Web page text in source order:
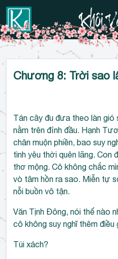
Bỏ
Thanh điều hướng trên
Chương 8: Trời sao
Tán cây đu đưa theo làn gió
nằm trên đỉnh đầu. Hạnh
chân muộn phiền, bao suy
tình yêu thời quên lãng. Con
thơ mộng. Cô không chắc
vò tâm hồn ra sao. Miễn tự
nỗi buồn vô tận.
Văn Tịnh Đông, nói thế nào
cô không suy nghĩ thêm điều
Túi xách?